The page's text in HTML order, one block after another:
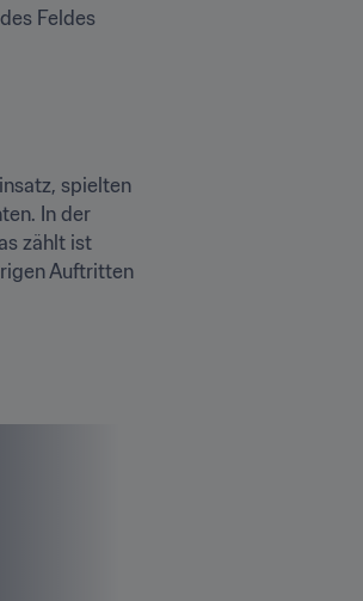
Feldes
spielten
In der
zählt ist
Auftritten